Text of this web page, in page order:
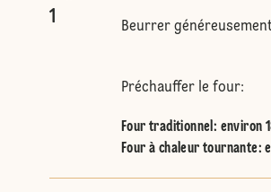
1 Beurrer
Préchauffer le four:
Four traditionnel : environ
Four à chaleur tournante: